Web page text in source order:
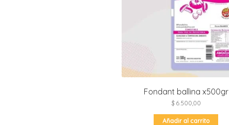
Fondant ballina x500gr
$6.500,00
Añadir al carrito